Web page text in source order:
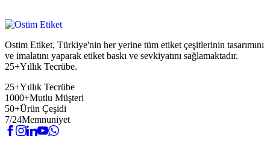
Ostim Etiket, Türkiye'nin her yerine tüm etiket çeşitlerinin tasarımını
ve imalatını yaparak etiket baskı ve sevkiyatını sağlamaktadır.
25+Yıllık Tecrübe.
25+Yıllık Tecrübe
1000+Mutlu Müşteri
50+Ürün Çeşidi
7/24Memnuniyet